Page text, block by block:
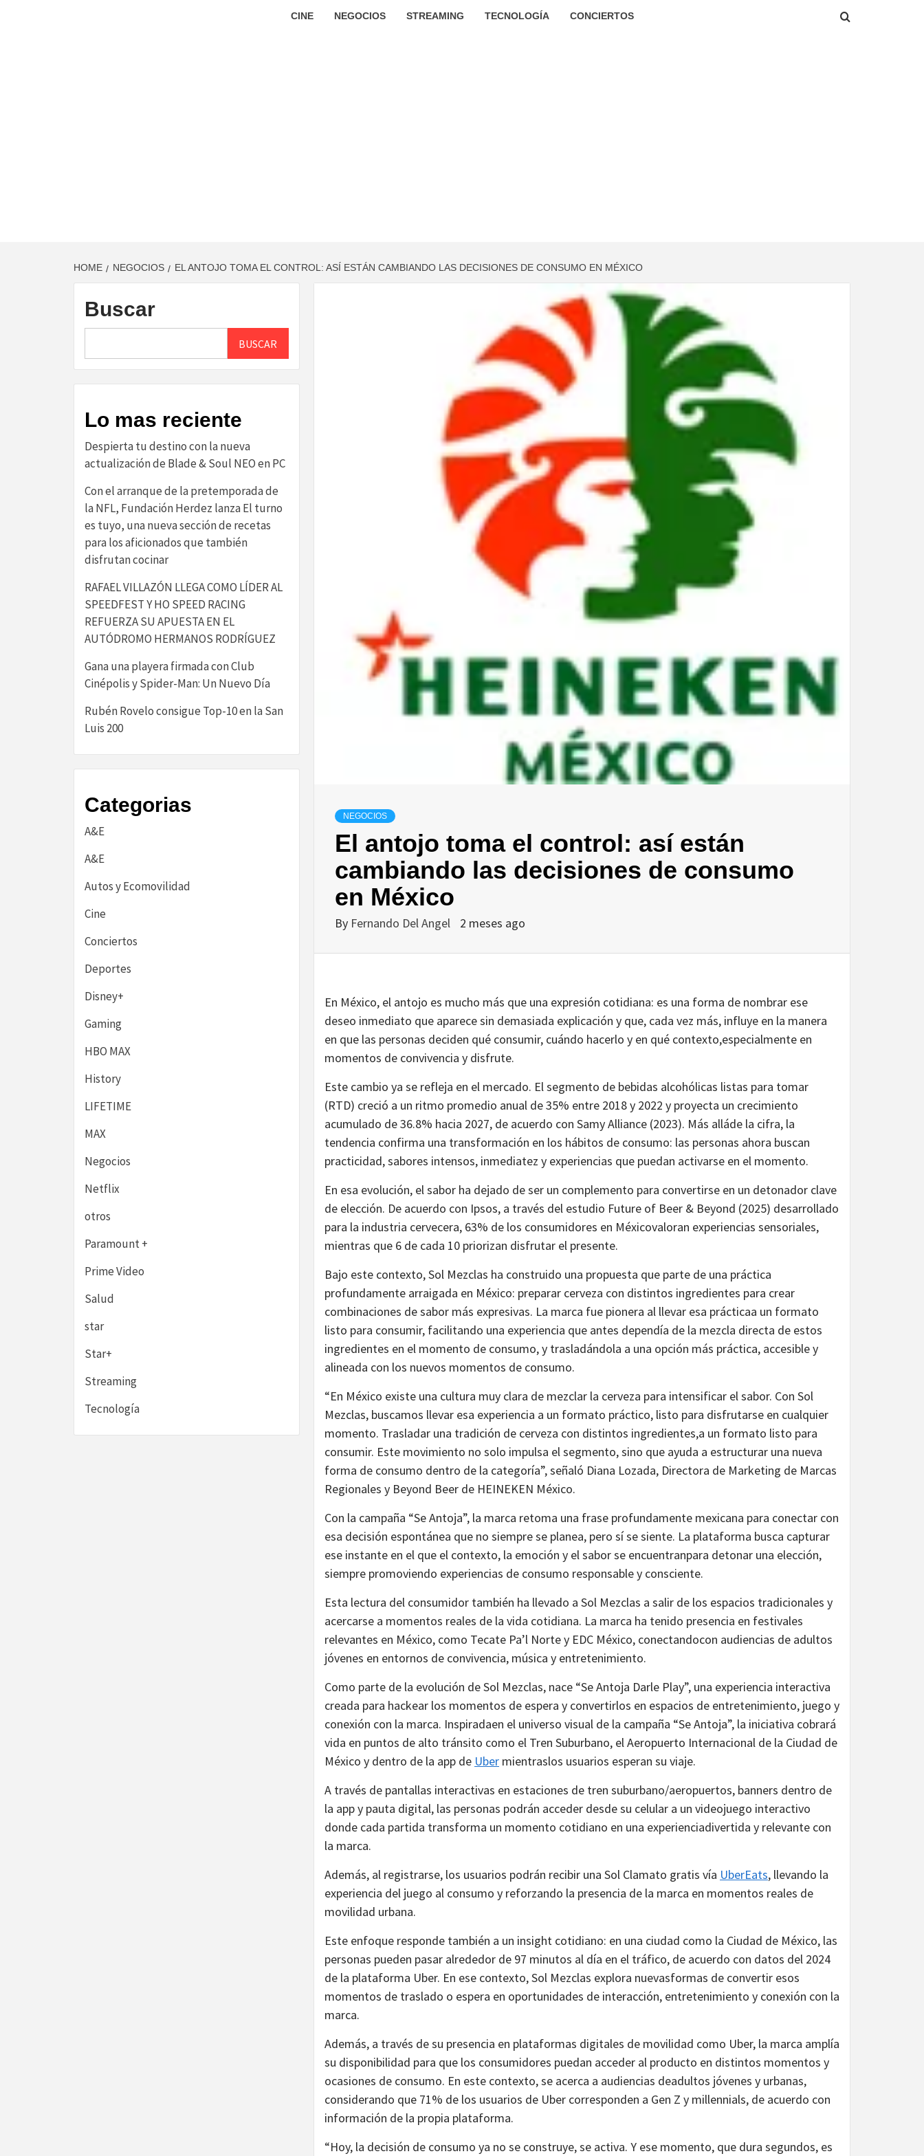
CINE NEGOCIOS STREAMING TECNOLOGÍA CONCIERTOS
HOME NEGOCIOS EL ANTOJO TOMA EL CONTROL: ASÍ ESTÁN CAMBIANDO LAS DECISIONES DE CONSUMO EN MÉXICO
NEGOCIOS
El antojo toma el control: así están
cambiando las decisiones de consumo
en México
By Fernando Del Angel 2 meses ago
En México, el antojo es mucho más que una expresión cotidiana: es una forma de nombrar ese
deseo inmediato que aparece sin demasiada explicación y que, cada vez más, influye en la manera
en que las personas deciden qué consumir, cuándo hacerlo y en qué contexto,especialmente en
momentos de convivencia y disfrute.
Este cambio ya se refleja en el mercado. El segmento de bebidas alcohólicas listas para tomar
(RTD) creció a un ritmo promedio anual de 35% entre 2018 y 2022 y proyecta un crecimiento
acumulado de 36.8% hacia 2027, de acuerdo con Samy Alliance (2023). Más alláde la cifra, la
tendencia confirma una transformación en los hábitos de consumo: las personas ahora buscan
practicidad, sabores intensos, inmediatez y experiencias que puedan activarse en el momento.
En esa evolución, el sabor ha dejado de ser un complemento para convertirse en un detonador clave
de elección. De acuerdo con Ipsos, a través del estudio Future of Beer & Beyond (2025) desarrollado
para la industria cervecera, 63% de los consumidores en Méxicovaloran experiencias sensoriales,
mientras que 6 de cada 10 priorizan disfrutar el presente.
Bajo este contexto, Sol Mezclas ha construido una propuesta que parte de una práctica
profundamente arraigada en México: preparar cerveza con distintos ingredientes para crear
combinaciones de sabor más expresivas. La marca fue pionera al llevar esa prácticaa un formato
listo para consumir, facilitando una experiencia que antes dependía de la mezcla directa de estos
ingredientes en el momento de consumo, y trasladándola a una opción más práctica, accesible y
alineada con los nuevos momentos de consumo.
“En México existe una cultura muy clara de mezclar la cerveza para intensificar el sabor. Con Sol
Mezclas, buscamos llevar esa experiencia a un formato práctico, listo para disfrutarse en cualquier
momento. Trasladar una tradición de cerveza con distintos ingredientes,a un formato listo para
consumir. Este movimiento no solo impulsa el segmento, sino que ayuda a estructurar una nueva
forma de consumo dentro de la categoría”, señaló Diana Lozada, Directora de Marketing de Marcas
Regionales y Beyond Beer de HEINEKEN México.
Con la campaña “Se Antoja”, la marca retoma una frase profundamente mexicana para conectar con
esa decisión espontánea que no siempre se planea, pero sí se siente. La plataforma busca capturar
ese instante en el que el contexto, la emoción y el sabor se encuentranpara detonar una elección,
siempre promoviendo experiencias de consumo responsable y consciente.
Esta lectura del consumidor también ha llevado a Sol Mezclas a salir de los espacios tradicionales y
acercarse a momentos reales de la vida cotidiana. La marca ha tenido presencia en festivales
relevantes en México, como Tecate Pa’l Norte y EDC México, conectandocon audiencias de adultos
jóvenes en entornos de convivencia, música y entretenimiento.
Como parte de la evolución de Sol Mezclas, nace “Se Antoja Darle Play”, una experiencia interactiva
creada para hackear los momentos de espera y convertirlos en espacios de entretenimiento, juego y
conexión con la marca. Inspiradaen el universo visual de la campaña “Se Antoja”, la iniciativa cobrará
vida en puntos de alto tránsito como el Tren Suburbano, el Aeropuerto Internacional de la Ciudad de
México y dentro de la app de Uber mientraslos usuarios esperan su viaje.
A través de pantallas interactivas en estaciones de tren suburbano/aeropuertos, banners dentro de
la app y pauta digital, las personas podrán acceder desde su celular a un videojuego interactivo
donde cada partida transforma un momento cotidiano en una experienciadivertida y relevante con
la marca.
Además, al registrarse, los usuarios podrán recibir una Sol Clamato gratis vía UberEats, llevando la
experiencia del juego al consumo y reforzando la presencia de la marca en momentos reales de
movilidad urbana.
Este enfoque responde también a un insight cotidiano: en una ciudad como la Ciudad de México, las
personas pueden pasar alrededor de 97 minutos al día en el tráfico, de acuerdo con datos del 2024
de la plataforma Uber. En ese contexto, Sol Mezclas explora nuevasformas de convertir esos
momentos de traslado o espera en oportunidades de interacción, entretenimiento y conexión con la
marca.
Además, a través de su presencia en plataformas digitales de movilidad como Uber, la marca amplía
su disponibilidad para que los consumidores puedan acceder al producto en distintos momentos y
ocasiones de consumo. En este contexto, se acerca a audiencias deadultos jóvenes y urbanas,
considerando que 71% de los usuarios de Uber corresponden a Gen Z y millennials, de acuerdo con
información de la propia plataforma.
“Hoy, la decisión de consumo ya no se construye, se activa. Y ese momento, que dura segundos, es
Buscar
BUSCAR
Lo mas reciente
Despierta tu destino con la nueva
actualización de Blade & Soul NEO en PC
Con el arranque de la pretemporada de
la NFL, Fundación Herdez lanza El turno
es tuyo, una nueva sección de recetas
para los aficionados que también
disfrutan cocinar
RAFAEL VILLAZÓN LLEGA COMO LÍDER AL
SPEEDFEST Y HO SPEED RACING
REFUERZA SU APUESTA EN EL
AUTÓDROMO HERMANOS RODRÍGUEZ
Gana una playera firmada con Club
Cinépolis y Spider-Man: Un Nuevo Día
Rubén Rovelo consigue Top-10 en la San
Luis 200
Categorias
A&E
A&E
Autos y Ecomovilidad
Cine
Conciertos
Deportes
Disney+
Gaming
HBO MAX
History
LIFETIME
MAX
Negocios
Netflix
otros
Paramount +
Prime Video
Salud
star
Star+
Streaming
Tecnología